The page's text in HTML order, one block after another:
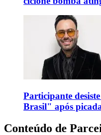
Participante
Brasil" após
Conteúdo de